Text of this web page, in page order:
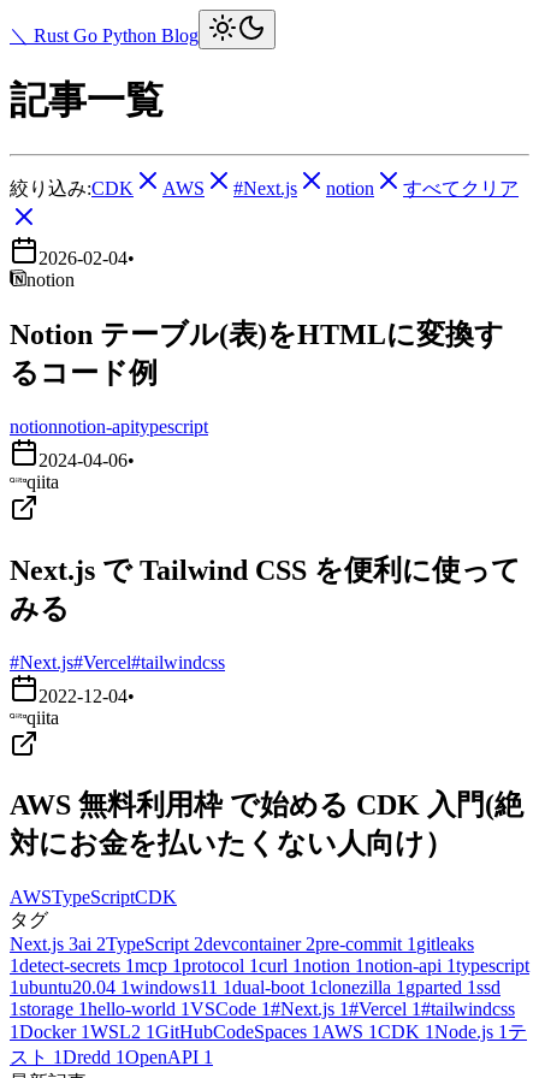
＼ Rust Go Python Blog
記事一覧
絞り込み:CDK AWS #Next.js notion すべてクリア
2026-02-04•
notion
Notion テーブル(表)をHTMLに変換す
るコード例
notionnotion-apitypescript
2024-04-06•
qiita
Next.js で Tailwind CSS を便利に使って
みる
#Next.js#Vercel#tailwindcss
2022-12-04•
qiita
AWS 無料利用枠 で始める CDK 入門(絶
対にお金を払いたくない人向け）
AWSTypeScriptCDK
タグ
Next.js 3ai 2TypeScript 2devcontainer 2pre-commit 1 gitleaks
1detect-secrets 1mcp 1protocol 1curl 1notion 1notion-api 1typescript
1ubuntu20.04 1windows11 1dual-boot 1clonezilla 1 gparted 1ssd
1storage 1hello-world 1VSCode 1#Next.js 1#Vercel 1#tailwindcss
1Docker 1WSL2 1GitHubCodeSpaces 1 AWS 1CDK 1Node.js 1 テ
スト 1Dredd 1OpenAPI 1